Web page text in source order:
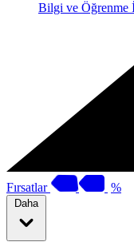
Bilgi ve Öğrenme
Fırsatlar %
Daha